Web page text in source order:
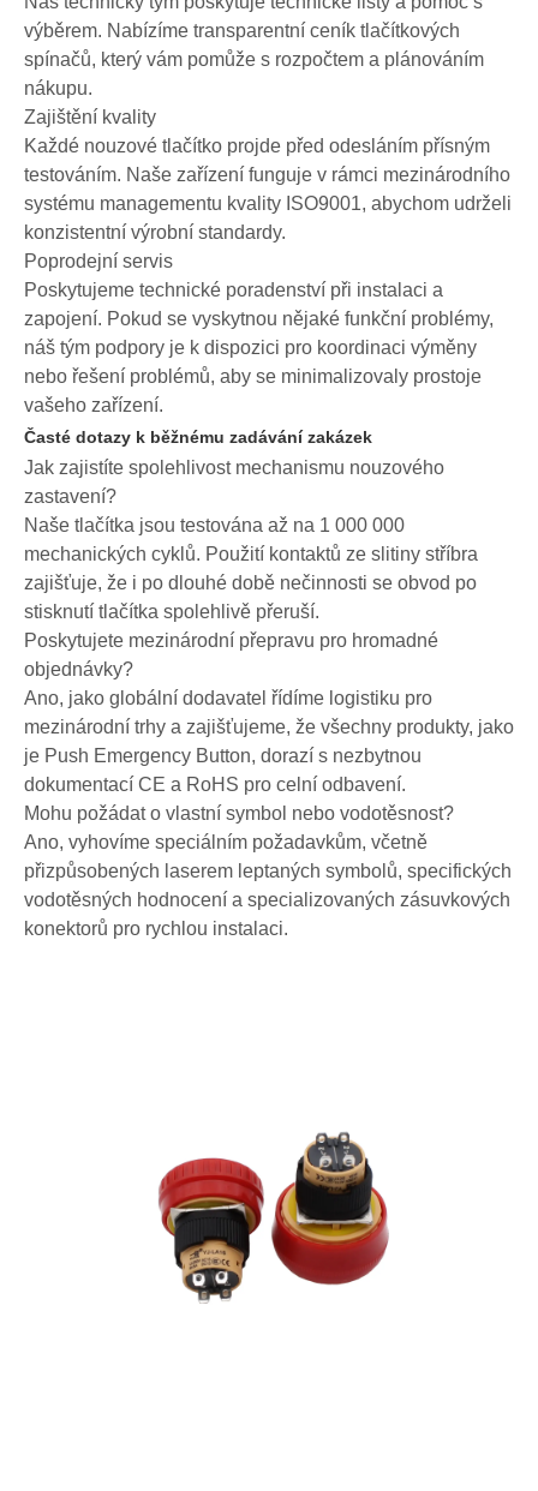
výběrem. Nabízíme transparentní ceník tlačítkových
spínačů, který vám pomůže s rozpočtem a plánováním
nákupu.
Zajištění kvality
Každé nouzové tlačítko projde před odesláním přísným
testováním. Naše zařízení funguje v rámci mezinárodního
systému managementu kvality ISO9001, abychom udrželi
konzistentní výrobní standardy.
Poprodejní servis
Poskytujeme technické poradenství při instalaci a
zapojení. Pokud se vyskytnou nějaké funkční problémy,
náš tým podpory je k dispozici pro koordinaci výměny
nebo řešení problémů, aby se minimalizovaly prostoje
vašeho zařízení.
Časté dotazy k běžnému zadávání zakázek
Jak zajistíte spolehlivost mechanismu nouzového
zastavení?
Naše tlačítka jsou testována až na 1 000 000
mechanických cyklů. Použití kontaktů ze slitiny stříbra
zajišťuje, že i po dlouhé době nečinnosti se obvod po
stisknutí tlačítka spolehlivě přeruší.
Poskytujete mezinárodní přepravu pro hromadné
objednávky?
Ano, jako globální dodavatel řídíme logistiku pro
mezinárodní trhy a zajišťujeme, že všechny produkty, jako
je Push Emergency Button, dorazí s nezbytnou
dokumentací CE a RoHS pro celní odbavení.
Mohu požádat o vlastní symbol nebo vodotěsnost?
Ano, vyhovíme speciálním požadavkům, včetně
přizpůsobených laserem leptaných symbolů, specifických
vodotěsných hodnocení a specializovaných zásuvkových
konektorů pro rychlou instalaci.